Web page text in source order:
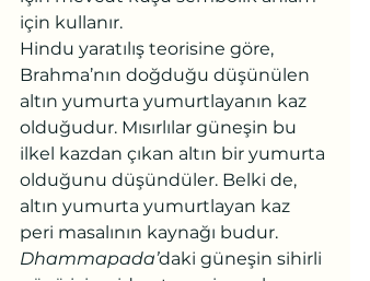
için kullanır.
Hindu yaratılış teorisine göre,
Brahma’nın doğduğu düşünülen
altın yumurta yumurtlayanın kaz
olduğudur. Mısırlılar güneşin bu
ilkel kazdan çıkan altın bir yumurta
olduğunu düşündüler. Belki de,
altın yumurta yumurtlayan kaz
peri masalının kaynağı budur.
Dhammapada’daki güneşin sihirli